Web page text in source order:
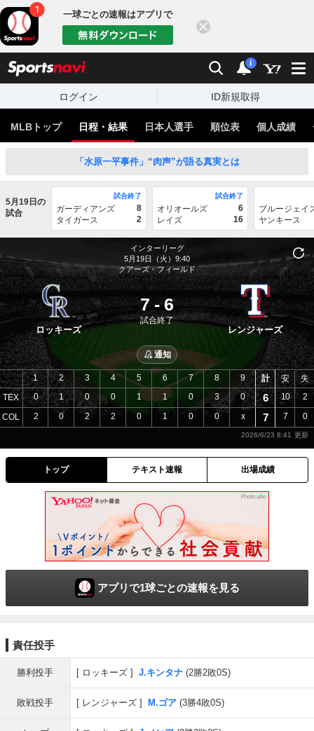
一球ごとの速報はアプリで
検索 通知
i
ログイン ID新規取得
MLBトップ 日程・結果 日本人選手 順位表 個人成績
「水原一平事件」“肉声”が語る真実とは
5月19日の
試合
試合終了
ガーディアンズ
8
タイガース
2
試合終了
オリオールズ
6
レイズ
16
ブルージェイ
ヤンキース
インターリーグ
5月19日（火）9:40
クアーズ・フィールド
ロッキーズ
7 - 6
試合終了
レンジャーズ
通知
TEX
COL
1 2 3 4 5 6 7 8
9
0
1 0 0 1 1 0 3
0
2
0 2 2 0 1 0 0 x
計 安 失
6 10 2
7 7 0
2026/6/23 8:41
トップ テキスト速報 出場成績
アプリで1球ごとの速報を見る
責任投手
勝利投手 ロッキーズ J.キンタナ (2勝2敗0S)
敗戦投手 レンジャーズ M.ゴア (3勝4敗0S)